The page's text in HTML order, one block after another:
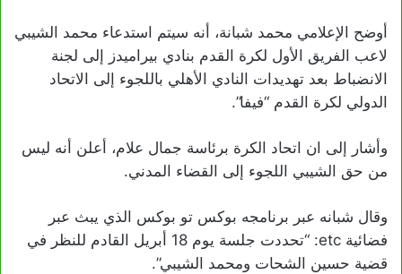
أوضح الإعلامي محمد شبانة، أنه سيتم استدعاء محمد الشيبي
لاعب الفريق الأول لكرة القدم بنادي بيراميدز إلى لجنة
الانضباط بعد تهديدات النادي الأهلي باللجوء إلى الاتحاد
الدولي لكرة القدم “فيفا”.
وأشار إلى ان اتحاد الكرة برئاسة جمال علام، أعلن أنه ليس
من حق الشيبي اللجوء إلى القضاء المدني.
وقال شبانه عبر برنامجه بوكس تو بوكس الذي يبث عبر
فضائية etc: “تحددت جلسة يوم 18 أبريل القادم للنظر في
قضية حسين الشحات ومحمد الشيبي”.